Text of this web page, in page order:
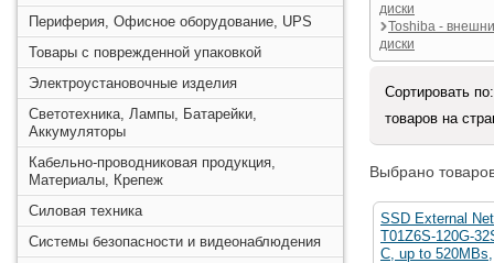
Периферия, Офисное оборудование, UPS
Товары с поврежденной упаковкой
Электроустановочные изделия
Светотехника, Лампы, Батарейки,
Аккумуляторы
Кабельно-проводниковая продукция,
Материалы, Крепеж
Силовая техника
Системы безопасности и видеонаблюдения
диски
Toshiba -
диски
Сортировать
товаров на
Выбрано
SSD External
T01Z6S-120G-
C, up to 520MBs,